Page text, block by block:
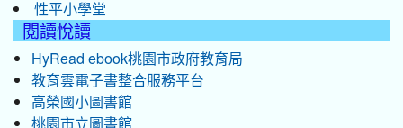
性平小學堂
閱讀悅讀
HyRead ebook桃園市政府教育局
教育雲電子書整合服務平台
高榮國小圖書館
桃園市立圖書館